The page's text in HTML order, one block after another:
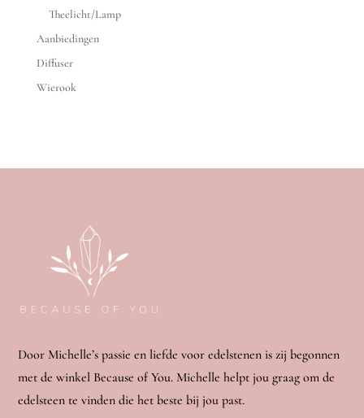
Theelicht/Lamp
Aanbiedingen
Diffuser
Wierook
Door Michelle’s passie en liefde voor edelstenen is zij begonnen
met de winkel Because of You. Michelle helpt jou graag om de
edelsteen te vinden die het beste bij jou past.